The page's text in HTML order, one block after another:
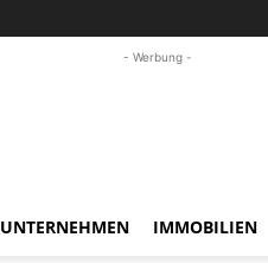
- Werbung -
UNTERNEHMEN IMMOBILIEN